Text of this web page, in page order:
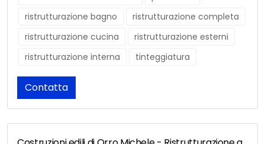
ristrutturazione bagno
ristrutturazione completa
ristrutturazione cucina
ristrutturazione esterni
ristrutturazione interna
tinteggiatura
Contatta